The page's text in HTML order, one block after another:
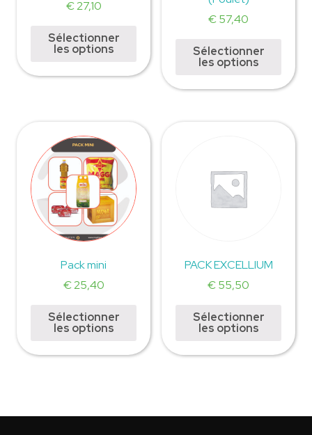
€27,10
Sélectionner
les options
€57,40
Sélectionner
les options
Pack mini
€25,40
Sélectionner
les options
PACK EXCELLIUM
€55,50
Sélectionner
les options